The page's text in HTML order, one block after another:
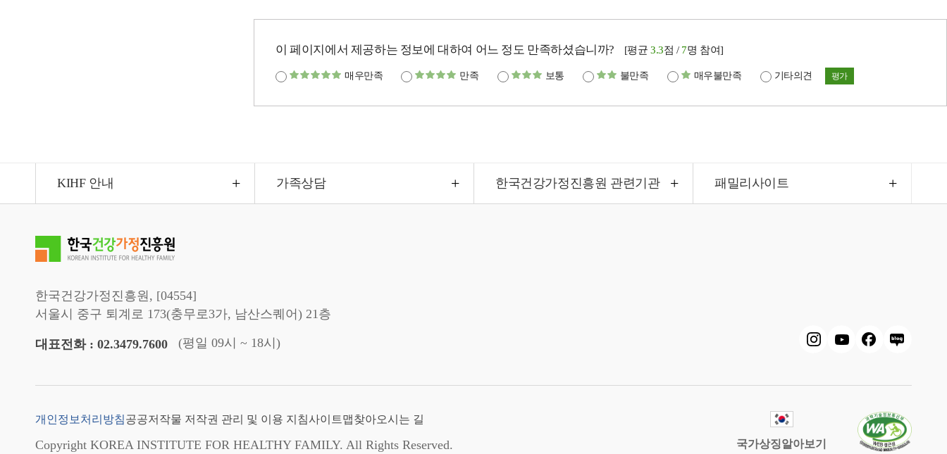
이 페이지에서 제공하는 정보에 대하여 어느 정도 만족하셨습니까? [평균3.3점 / 7명 참여]
매우만족 만족 보통 불만족 매우불만족 기타의견 평가
KIHF 안내 가족상담 한국건강가정진흥원 관련기관 패밀리사이트
한국건강가정진흥원, [04554]
서울시 중구 퇴계로 173(충무로3가, 남산스퀘어) 21층
대표전화 : 02.3479.7600 (평일 09시 ~ 18시)
개인정보처리방침공공저작물 저작권 관리 및 이용 지침사이트맵찾아오시는 길
Copyright KOREA INSTITUTE FOR HEALTHY FAMILY. All Rights Reserved. 국가상징알아보기